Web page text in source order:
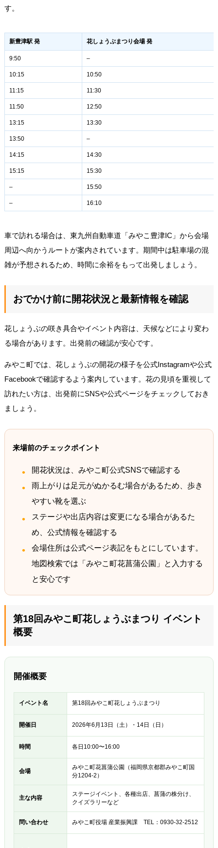
す。
新豊津駅 発 花しょうぶまつり会場 発
9:50 –
10:15 10:50
11:15 11:30
11:50 12:50
13:15 13:30
13:50 –
14:15 14:30
15:15 15:30
– 15:50
– 16:10
車で訪れる場合は、東九州自動車道「みやこ豊津IC」から会場
周辺へ向かうルートが案内されています。期間中は駐車場の混
雑が予想されるため、時間に余裕をもって出発しましょう。
おでかけ前に開花状況と最新情報を確認
花しょうぶの咲き具合やイベント内容は、天候などにより変わ
る場合があります。出発前の確認が安心です。
みやこ町では、花しょうぶの開花の様子を公式Instagramや公式
Facebookで確認するよう案内しています。花の見頃を重視して
訪れたい方は、出発前にSNSや公式ページをチェックしておき
ましょう。
来場前のチェックポイント
開花状況は、みやこ町公式SNSで確認する
雨上がりは足元がぬかるむ場合があるため、歩き
やすい靴を選ぶ
ステージや出店内容は変更になる場合があるた
め、公式情報を確認する
会場住所は公式ページ表記をもとにしています。
地図検索では「みやこ町花菖蒲公園」と入力する
と安心です
第18回みやこ町花しょうぶまつり イベント
概要
開催概要
イベント名 第18回みやこ町花しょうぶまつり
開催日 2026年6月13日（土）・14日（日）
時間 各日10:00〜16:00
会場
みやこ町花菖蒲公園（福岡県京都郡みやこ町国
分1204-2）
主な内容
ステージイベント、各種出店、菖蒲の株分け、
クイズラリーなど
問い合わせ みやこ町役場 産業振興課 TEL：0930-32-2512